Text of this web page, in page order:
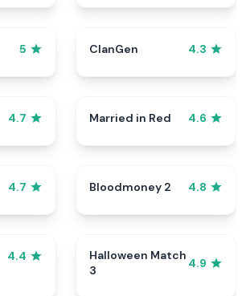
5 ClanGen 4.3
4.7 Married in Red 4.6
4.7 Bloodmoney 2 4.8
4.4
Halloween Match
3
4.9